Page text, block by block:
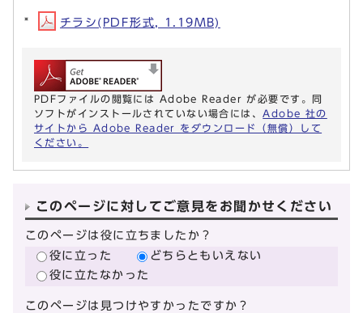
チラシ(PDF形式, 1.19MB)
PDFファイルの閲覧には Adobe Reader が必要です。同
ソフトがインストールされていない場合には、 Adobe 社の
サイトから Adobe Reader をダウンロード（無償）して
ください。
このページに対してご意見をお聞かせください
このページは役に立ちましたか？
役に立った
どちらともいえない
役に立たなかった
このページは見つけやすかったですか？